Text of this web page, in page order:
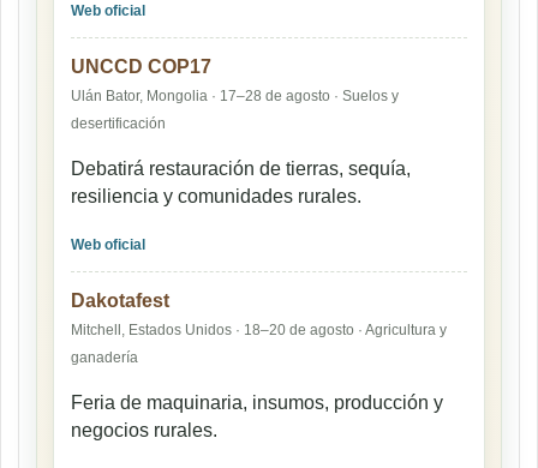
Web oficial
UNCCD COP17
Ulán Bator, Mongolia · 17–28 de agosto · Suelos y
desertificación
Debatirá restauración de tierras, sequía,
resiliencia y comunidades rurales.
Web oficial
Dakotafest
Mitchell, Estados Unidos · 18–20 de agosto · Agricultura y
ganadería
Feria de maquinaria, insumos, producción y
negocios rurales.